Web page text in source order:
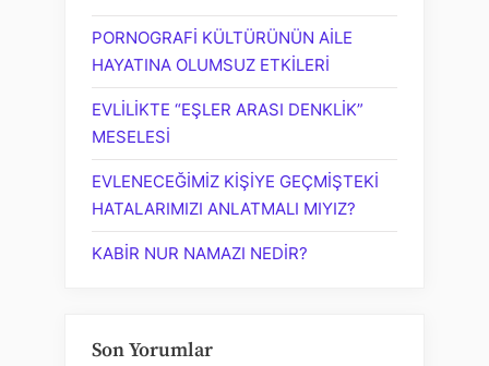
PORNOGRAFİ KÜLTÜRÜNÜN AİLE
HAYATINA OLUMSUZ ETKİLERİ
EVLİLİKTE “EŞLER ARASI DENKLİK”
MESELESİ
EVLENECEĞİMİZ KİŞİYE GEÇMİŞTEKİ
HATALARIMIZI ANLATMALI MIYIZ?
KABİR NUR NAMAZI NEDİR?
Son Yorumlar